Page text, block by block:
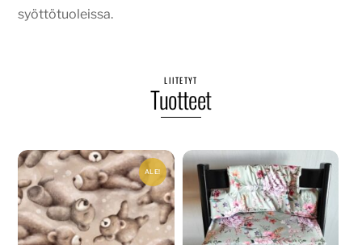
syöttötuoleissa.
LIITETYT
Tuotteet
ALE!